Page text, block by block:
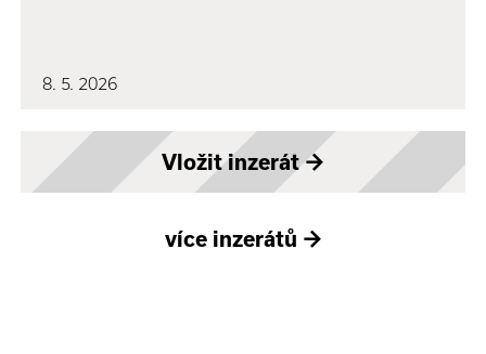
8. 5. 2026
Vložit inzerát→
více inzerátů →